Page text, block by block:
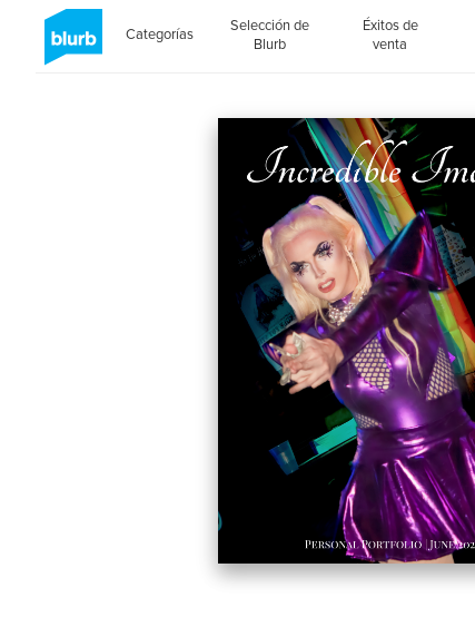
Categorías
Selección de
Blurb
Éxitos de
venta